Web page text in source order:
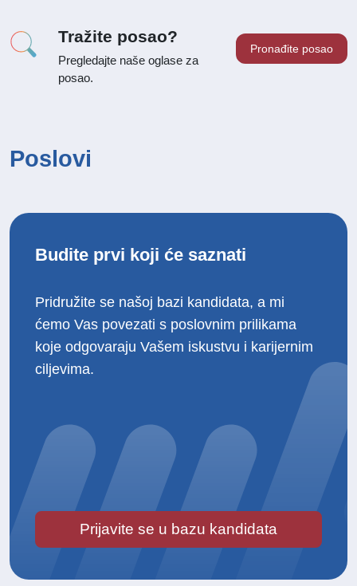
Tražite posao?
Pregledajte naše oglase za
posao.
Pronađite posao
Poslovi
Budite prvi koji će saznati
Pridružite se našoj bazi kandidata, a mi
ćemo Vas povezati s poslovnim prilikama
koje odgovaraju Vašem iskustvu i karijernim
ciljevima.
Prijavite se u bazu kandidata